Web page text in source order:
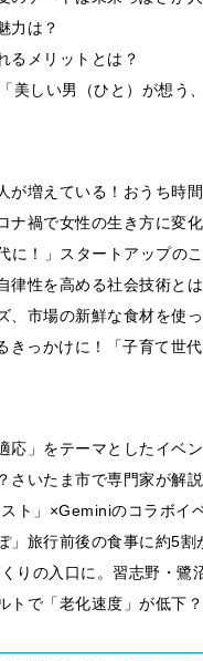
力は？
るメリットとは？
美しい男（ひと）が想う
が増えている！おうち時
ナ禍で女性の生き方に変
に！」スタートアップの
律性を高める社会技術と
、市場の新鮮な食材を使
きっかけに！「子育て世
応」をテーマとしたイベ
さいたま市で専門家が解
ト」×Geminiのコラボイ
」旅行前後の食事に約5
りの入口に。習志野・
トで「老化速度」が低